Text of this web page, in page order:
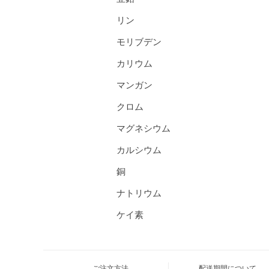
リン
モリブデン
カリウム
マンガン
クロム
マグネシウム
カルシウム
銅
ナトリウム
ケイ素